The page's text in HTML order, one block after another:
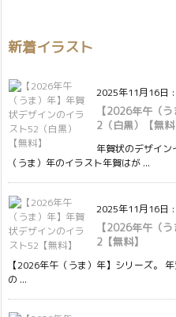
新着イラスト
2025年11月16日 :
【2026年午（
2（白黒）【無料
年賀状のデザイ
（うま）年のイラスト年賀はが ...
2025年11月16日 :
【2026年午（
2【無料】
【2026年午（うま）年】シリーズ。
の ...